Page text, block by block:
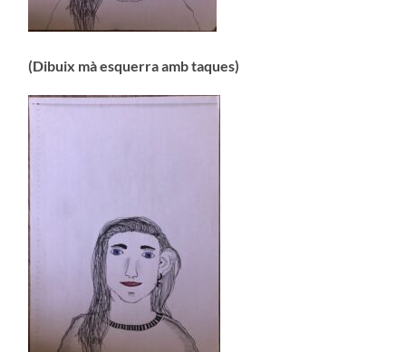
(Dibuix mà esquerra amb taques)